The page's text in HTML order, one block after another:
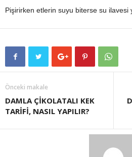
Pişirirken etlerin suyu biterse su ilavesi
Önceki makale
DAMLA ÇİKOLATALI KEK
TARİFİ, NASIL YAPILIR?